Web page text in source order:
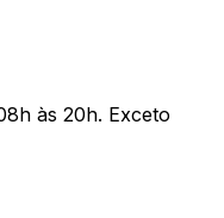
às 20h. Exceto